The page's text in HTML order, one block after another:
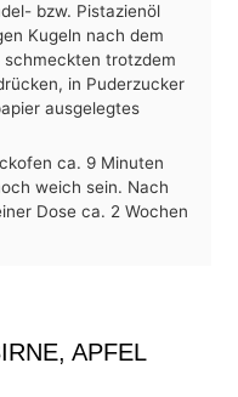
bzw. Pistazienöl
Kugeln nach dem
trotzdem
in Puderzucker
ausgelegtes
ca. 9 Minuten
weich sein. Nach
Dose ca. 2 Wochen
APFEL